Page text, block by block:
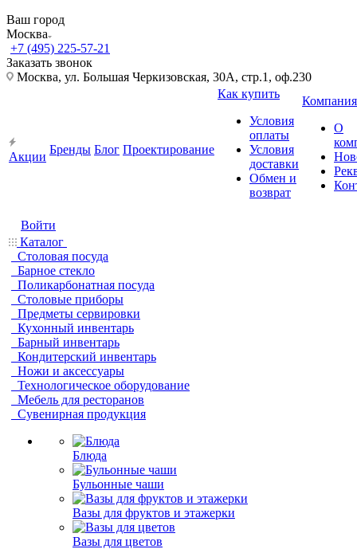
Ваш город
Москва
+7 (495) 225-57-21
Заказать звонок
Москва, ул. Большая Черкизовская, 30А, стр.1, оф.230
Акции
Бренды Блог Проектирование
Как купить
Условия
оплаты
Условия
доставки
Обмен и
возврат
Компания
О
Войти
Каталог
Столовая посуда
Барное стекло
Поликарбонатная посуда
Столовые приборы
Предметы сервировки
Кухонный инвентарь
Барный инвентарь
Кондитерский инвентарь
Ножи и аксессуары
Технологическое оборудование
Мебель для ресторанов
Сувенирная продукция
Блюда
Бульонные чаши
Вазы для фруктов и этажерки
Вазы для цветов